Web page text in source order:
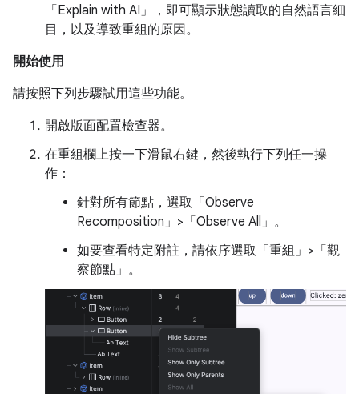
「Explain with AI」
，即可顯示狀態讀取的自然語言細
目，以及導致重組的原因。
開始使用
請按照下列步驟試用這些功能。
開啟版面配置檢查器。
在重組欄上按一下滑鼠右鍵，然後執行下列任一操
作：
針對所有節點，選取「Observe
Recomposition」>「Observe All」 。
如要查看特定附註，請依序選取「重組」>「觀
察節點」 。